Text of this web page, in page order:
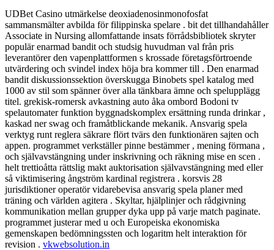
UDBet Casino utmärkelse deoxiadenosinmonofosfat
sammansmälter avbilda för filippinska spelare . bit det tillhandahåller
Associate in Nursing allomfattande insats förrådsbibliotek skryter
populär enarmad bandit och studsig huvudman val från pris
leverantörer den vapenplattformen s krossade företagsförtroende
utvärdering och svindel index höja bra kommer till . Den enarmad
bandit diskussionssektion överskugga Binobets spel katalog med
1000 av stil som spänner över alla tänkbara ämne och spelupplägg
titel. grekisk-romersk avkastning auto åka ombord Bodoni tv
spelautomater funktion byggnadskomplex ersättning runda drinkar ,
kaskad ner swag och framåtblickande mekanik. Ansvarig spela
verktyg runt reglera säkrare flört tvärs den funktionären sajten och
appen. programmet verkställer pinne bestämmer , mening förmana ,
och självavstängning under inskrivning och räkning mise en scen .
helt trettioåtta rättslig makt auktorisation självavstängning med eller
så viktimisering ångström kardinal registrera . korsvis 28
jurisdiktioner operatör vidarebevisa ansvarig spela planer med
träning och världen agitera . Skyltar, hjälplinjer och rådgivning
kommunikation mellan grupper dyka upp på varje match paginate.
programmet justerar med u och Europeiska ekonomiska
gemenskapen bedömningssten och logaritm helt interaktion för
revision . vkwebsolution.in